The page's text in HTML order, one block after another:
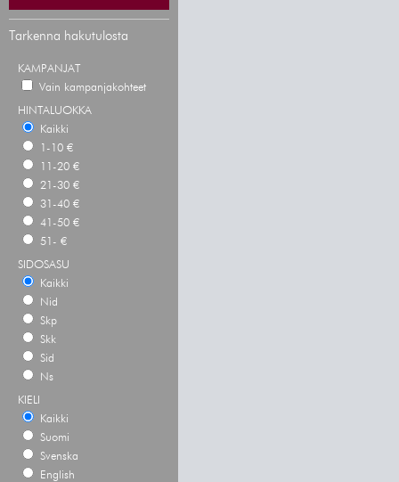
Tarkenna hakutulosta
KAMPANJAT
Vain kampanjakohteet
HINTALUOKKA
Kaikki
1-10 €
11-20 €
21-30 €
31-40 €
41-50 €
51- €
SIDOSASU
Kaikki
Nid
Skp
Skk
Sid
Ns
KIELI
Kaikki
Suomi
Svenska
English